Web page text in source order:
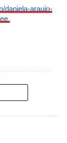
daniela-araujo-